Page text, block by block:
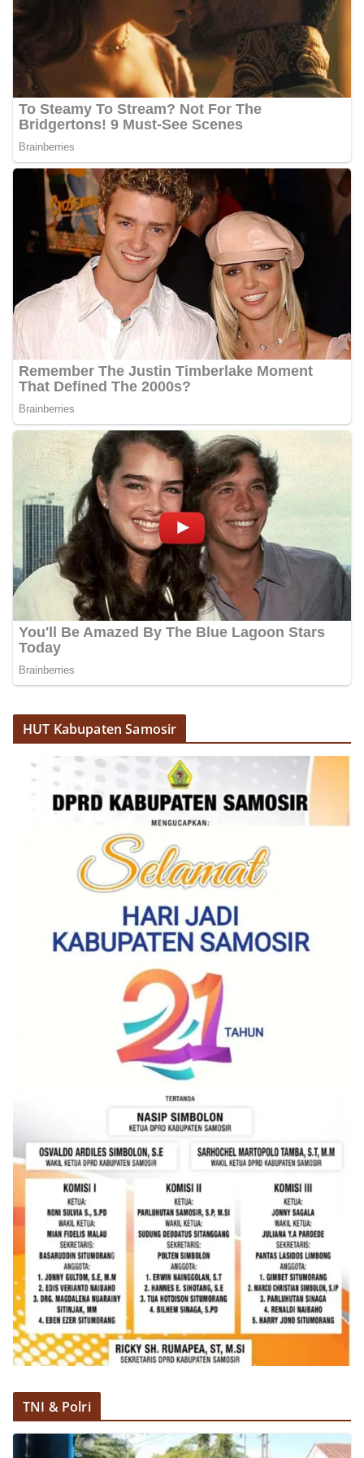
personel Kepolisian dengan masyarakat. Melalui
kegiatan semacam ini, Bhabinkamtibmas tidak
hanya berperan sebagai penyampai informasi
dan imbauan, tetapi juga sebagai mitra
masyarakat dalam menjaga keamanan lingkungan
secara bersama-sama.‎‎Kehadiran
Bhabinkamtibmas di tengah-tengah warga
diharapkan dapat semakin mempererat
masyarakat, sekaligus membangun kesadaran
kolektif warga akan pentingnya menjaga
keamanan, ketertiban, dan kekompakan
lingkungan, khususnya dalam menyambut
momentum bersejarah HUT Kemerdekaan
Republik Indonesia.‎Kegiatan sambang ini
rencananya akan terus dilaksanakan secara rutin
oleh Bhabinkamtibmas di wilayah Kelurahan
Sunggal sebagai bagian dari upaya menciptakan
situasi Kamtibmas yang aman dan kondusif,
sekaligus menumbuhkan semangat nasionalisme
warga dalam menyambut Hari Kemerdekaan RI.
Bhabinkamtibmas Polsek Medan Sunggal
Sambangi Warga Kelurahan Sunggal, Ingatkan
Pemasangan Bendera Merah Putih Jelang HUT
rangka menyambut Hari Ulang Tahun
Kemerdekaan Republik Indonesia yang ke-81,
Bhabinkamtibmas Kelurahan Sunggal, Aiptu
Muliyadi Suraukur, melaksanakan kegiatan
sambang Door to Door System (DDS) kepada
warga di wilayah Kelurahan Sunggal, Kecamatan
Medan Sunggal, pada Rabu (05/08/2026).‎‎Kegiatan
tersebut berlangsung sejak pukul 09.00 WIB
hingga selesai, menyasar rumah-rumah warga di
beberapa lingkungan yang ada di kelurahan
tersebut.‎Sambang Langsung ke Rumah
Warga‎Dalam kegiatan ini, Aiptu Muliyadi
Suraukur mendatangi warga secara langsung dari
rumah ke rumah untuk menjalin silaturahmi
sekaligus menyampaikan pesan-pesan
oleh warga, yang sebagian besar tengah bersiap
masing-masing.‎Dalam dialog yang berlangsung
akrab, Bhabinkamtibmas menyapa warga,
menanyakan kondisi keamanan dan kenyamanan
lingkungan tempat tinggal, serta membuka ruang
komunikasi dua arah agar warga dapat
menyampaikan keluhan maupun informasi terkait
situasi kamtibmas di sekitar mereka.‎‎‎Salah satu
poin utama yang disampaikan dalam kegiatan
sambang ini adalah imbauan kepada warga untuk
memasang bendera Merah Putih secara penuh,
bukan setengah tiang, sebagai bentuk
penghormatan dan rasa cinta tanah air
menjelang perayaan HUT Kemerdekaan RI.
Petugas mengingatkan bahwa pemasangan
bendera dengan benar merupakan salah satu
wujud nyata partisipasi masyarakat dalam
memperingati hari bersejarah bangsa
Indonesia.‎‎”Kami mengimbau kepada seluruh
warga agar mulai mempersiapkan dan memasang
bendera Merah Putih di depan rumah masing-
masing secara penuh. Ini adalah bentuk
penghormatan kita bersama terhadap
perjuangan para pahlawan yang telah merebut
kemerdekaan,” ujar Aiptu Muliyadi Suraukur saat
berdialog dengan warga.‎‎Ia juga menambahkan
agar warga memperhatikan kondisi bendera yang
akan dikibarkan, memastikan bendera dalam
keadaan bersih, tidak sobek, dan layak untuk
dikibarkan sebagai simbol kehormatan
negara.‎‎‎Selain menyampaikan imbauan terkait
bendera, kegiatan sambang DDS ini juga
dimanfaatkan sebagai sarana deteksi dini (early
warning) guna mengantisipasi potensi gangguan
keamanan dan ketertiban masyarakat
(Kamtibmas) di lingkungan tempat tinggal warga.
Melalui interaksi langsung tersebut,
Bhabinkamtibmas dapat menghimpun informasi
awal terkait situasi sosial, potensi kerawanan,
maupun hal-hal yang dapat mengganggu
kondusivitas wilayah, khususnya menjelang
diwarnai dengan berbagai kegiatan dan
keramaian warga.‎‎Dengan adanya deteksi dini ini,
diharapkan potensi gangguan keamanan dapat
diantisipasi sejak awal sehingga situasi di
HUT Kabupaten Samosir
TNI & Polri